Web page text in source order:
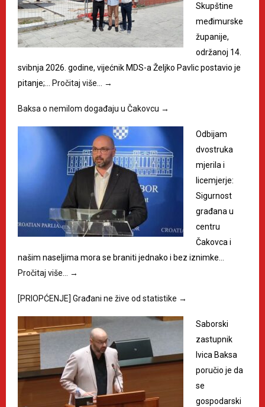
Skupštine
međimurske
županije,
održanoj 14.
svibnja 2026. godine, vijećnik MDS-a Željko Pavlic postavio je
pitanje;…
Pročitaj više… →
Baksa o nemilom događaju u Čakovcu →
Odbijam
dvostruka
mjerila i
licemjerje:
Sigurnost
građana u
centru
Čakovca i
našim naseljima mora se braniti jednako i bez iznimke…
Pročitaj više…
→
[PRIOPĆENJE] Građani ne žive od statistike →
Saborski
zastupnik
Ivica Baksa
poručio je da
se
gospodarski